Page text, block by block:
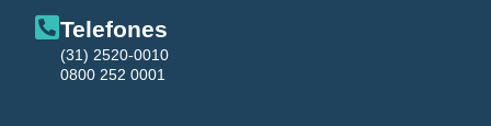
Telefones
(31) 2520-0010
0800 252 0001